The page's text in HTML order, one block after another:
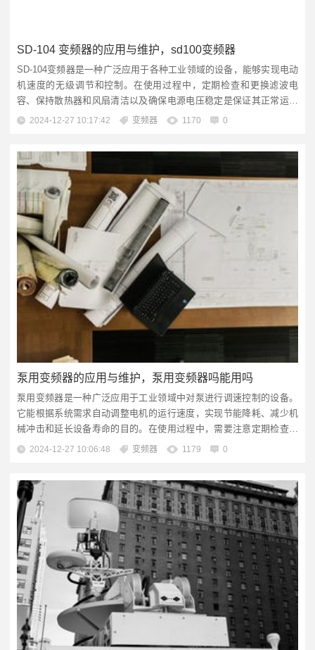
SD-104 变频器的应用与维护，sd100变频器
SD-104变频器是一种广泛应用于各种工业领域的设备，能够实现电动
机速度的无级调节和控制。在使用过程中，定期检查和更换滤波电
容、保持散热器和风扇清洁以及确保电源电压稳定是保证其正常运行
的关键维护措施。注意不要超载使用，避免频繁启动停止，并遵循正
应...
2024-12-27 10:17:42 变频器 1170 0
泵用变频器的应用与维护，泵用变频器吗能用吗
泵用变频器是一种广泛应用于工业领域中对泵进行调速控制的设备。
它能根据系统需求自动调整电机的运行速度，实现节能降耗、减少机
械冲击和延长设备寿命的目的。在使用过程中，需要注意定期检查和
维护，确保其正常运行。文章导读泵用变频器的定义及作用泵用变频
着我国经济的快速发展，工业生...
2024-12-27 10:06:48 变频器 1179 0